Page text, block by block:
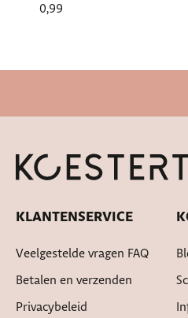
0,99
Cadeautje bij
KLANTENSERVICE
Veelgestelde vragen FAQ
Betalen en verzenden
Privacybeleid